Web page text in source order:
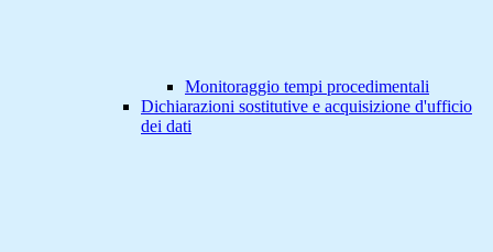
Monitoraggio tempi procedimentali
Dichiarazioni sostitutive e acquisizione d'ufficio
dei dati